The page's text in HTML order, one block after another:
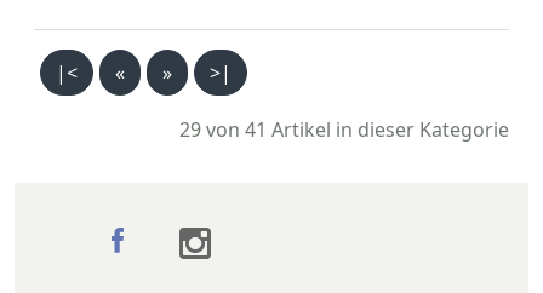
|< « » >|
29 von 41 Artikel in dieser Kategorie